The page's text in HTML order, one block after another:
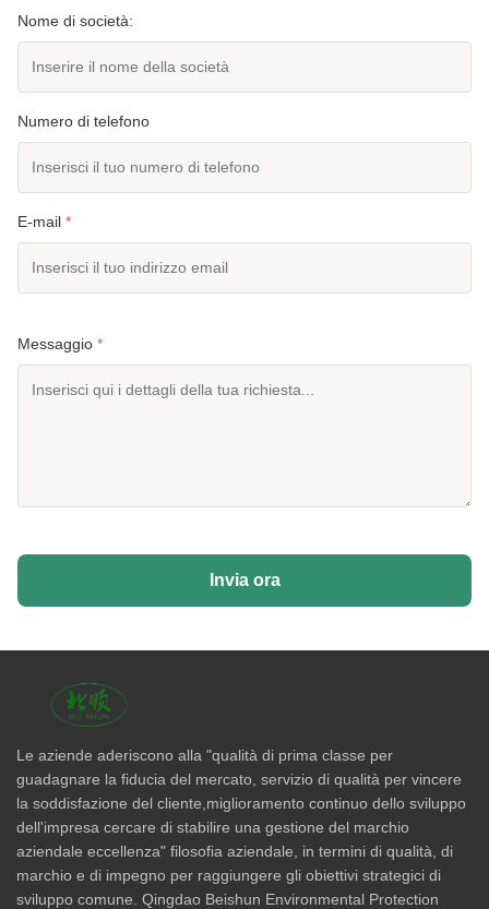
Nome di società:
Numero di telefono
E-mail *
Messaggio *
Invia ora
Le aziende aderiscono alla "qualità di prima classe per
guadagnare la fiducia del mercato, servizio di qualità per vincere
la soddisfazione del cliente,miglioramento continuo dello sviluppo
dell'impresa cercare di stabilire una gestione del marchio
aziendale eccellenza" filosofia aziendale, in termini di qualità, di
marchio e di impegno per raggiungere gli obiettivi strategici di
sviluppo comune. Qingdao Beishun Environmental Protection